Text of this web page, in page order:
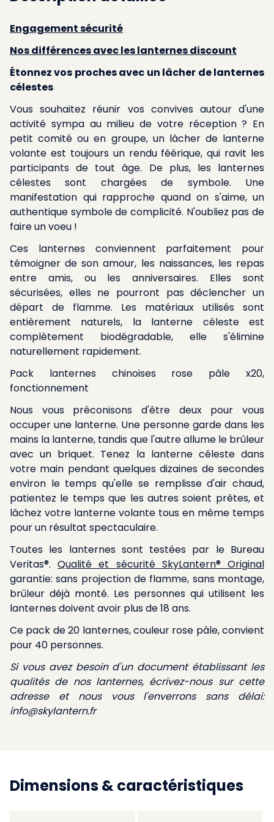
Engagement sécurité
Nos différences avec les lanternes discount
Étonnez vos proches avec un lâcher de lanternes
célestes
Vous souhaitez réunir vos convives autour d'une
activité sympa au milieu de votre réception ? En
petit comité ou en groupe, un lâcher de lanterne
volante est toujours un rendu féérique, qui ravit les
participants de tout âge. De plus, les lanternes
célestes sont chargées de symbole. Une
manifestation qui rapproche quand on s'aime, un
authentique symbole de complicité. N'oubliez pas de
faire un voeu !
Ces lanternes conviennent parfaitement pour
témoigner de son amour, les naissances, les repas
entre amis, ou les anniversaires. Elles sont
sécurisées, elles ne pourront pas déclencher un
départ de flamme. Les matériaux utilisés sont
entièrement naturels, la lanterne céleste est
complètement biodégradable, elle s'élimine
naturellement rapidement.
Pack lanternes chinoises rose pâle x20,
fonctionnement
Nous vous préconisons d'être deux pour vous
occuper une lanterne. Une personne garde dans les
mains la lanterne, tandis que l'autre allume le brûleur
avec un briquet. Tenez la lanterne céleste dans
votre main pendant quelques dizaines de secondes
environ le temps qu'elle se remplisse d'air chaud,
patientez le temps que les autres soient prêtes, et
lâchez votre lanterne volante tous en même temps
pour un résultat spectaculaire.
Toutes les lanternes sont testées par le Bureau
Veritas®.Qualité et sécurité SkyLantern® Original
garantie: sans projection de flamme, sans montage,
brûleur déjà monté. Les personnes qui utilisent les
lanternes doivent avoir plus de 18 ans.
Ce pack de 20 lanternes, couleur rose pâle, convient
pour 40 personnes.
Si vous avez besoin d'un document établissant les
qualités de nos lanternes, écrivez-nous sur cette
adresse et nous vous l'enverrons sans délai:
info@skylantern.fr
Dimensions & caractéristiques